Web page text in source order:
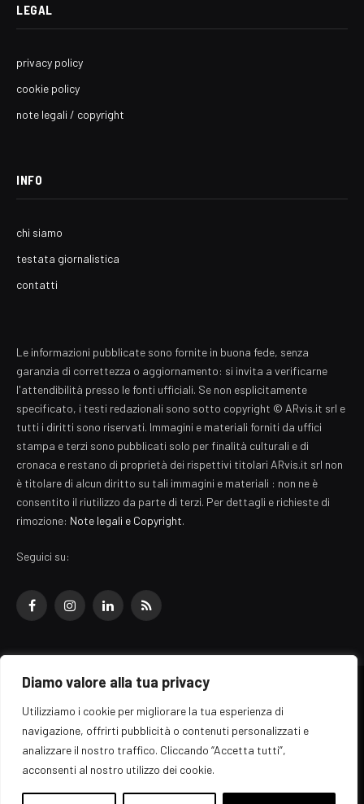
Diamo valore alla tua privacy
Utilizziamo i cookie per migliorare la tua esperienza di
navigazione, offrirti pubblicità o contenuti personalizzati e
analizzare il nostro traffico. Cliccando “Accetta tutti”,
acconsenti al nostro utilizzo dei cookie.
LEGAL
privacy policy
cookie policy
note legali / copyright
INFO
chi siamo
testata giornalistica
contatti
Le informazioni pubblicate sono fornite in buona fede, senza
garanzia di correttezza o aggiornamento: si invita a verificarne
l'attendibilità presso le fonti ufficiali. Se non esplicitamente
specificato, i testi redazionali sono sotto copyright © ARvis.it srl e
tutti i diritti sono riservati. Immagini e materiali forniti da uffici
stampa e terzi sono pubblicati solo per finalità culturali e di
cronaca e restano di proprietà dei rispettivi titolari ARvis.it srl non
è titolare di alcun diritto su tali immagini e materiali : non ne è
consentito il riutilizzo da parte di terzi. Per dettagli e richieste di
rimozione: Note legali e Copyright.
Seguici su:
FacebookInstagramLinkedInRSS
© 2026 EZ Rome Designed by ARvis.it
Il portale EZ Rome e' una testata giornalistica di carattere generalista
registrata al tribunale di Roma - Numero 389/2008
Direttore responsabile: Raffaella Roani - ISSN: 2036-783X
Edito da ARvis.it srl - via Alessandria 88 - 00198 Roma CF/PI/R.I.